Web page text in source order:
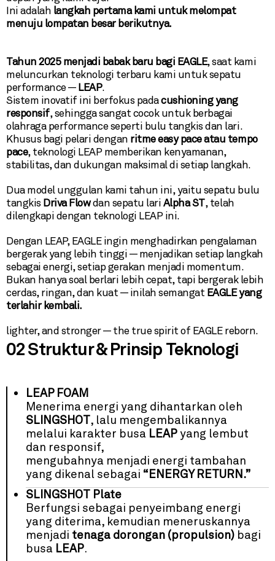
Ini adalah langkah pertama kami untuk melompat
menuju lompatan besar berikutnya.
Tahun 2025 menjadi babak baru bagi EAGLE, saat kami
meluncurkan teknologi terbaru kami untuk sepatu
performance — LEAP.
Sistem inovatif ini berfokus padacushioning yang
responsif, sehingga sangat cocok untuk berbagai
olahraga performance seperti bulu tangkis dan lari.
Khusus bagi pelari dengan ritme easy pace atau tempo
pace, teknologi LEAP memberikan kenyamanan,
stabilitas, dan dukungan maksimal di setiap langkah.
Dua model unggulan kami tahun ini, yaitu sepatu bulu
tangkis Driva Flowdan sepatu lari Alpha ST, telah
dilengkapi dengan teknologi LEAP ini.
Dengan LEAP, EAGLE ingin menghadirkan pengalaman
bergerak yang lebih tinggi — menjadikan setiap langkah
sebagai energi, setiap gerakan menjadi momentum.
Bukan hanya soal berlari lebih cepat, tapi bergerak lebih
cerdas, ringan, dan kuat — inilah semangat EAGLE yang
terlahir kembali.
lighter, and stronger — the true spirit of EAGLE reborn.
02 Struktur & Prinsip Teknologi
LEAP FOAM
Menerima energi yang dihantarkan oleh
SLINGSHOT, lalu mengembalikannya
melalui karakter busa LEAPyang lembut
dan responsif,
mengubahnya menjadi energi tambahan
yang dikenal sebagai “ENERGY RETURN.”
SLINGSHOT Plate
Berfungsi sebagai penyeimbang energi
yang diterima, kemudian meneruskannya
menjadi tenaga dorongan (propulsion) bagi
busa LEAP.